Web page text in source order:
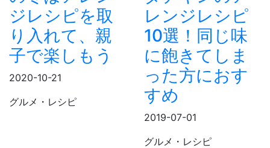
ジレシピを取
り入れて、親
子で楽しもう
2020-10-21
グルメ・レシピ
レンジレシピ
10選！同じ味
に飽きてしま
った方におす
すめ
2019-07-01
グルメ・レシピ